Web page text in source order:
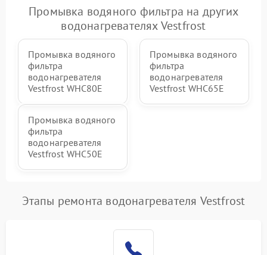
Промывка водяного фильтра на других
водонагревателях Vestfrost
Промывка водяного
фильтра
водонагревателя
Vestfrost WHC80E
Промывка водяного
фильтра
водонагревателя
Vestfrost WHC65E
Промывка водяного
фильтра
водонагревателя
Vestfrost WHC50E
Этапы ремонта водонагревателя Vestfrost